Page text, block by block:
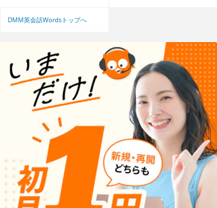
DMM英会話Wordsトップへ